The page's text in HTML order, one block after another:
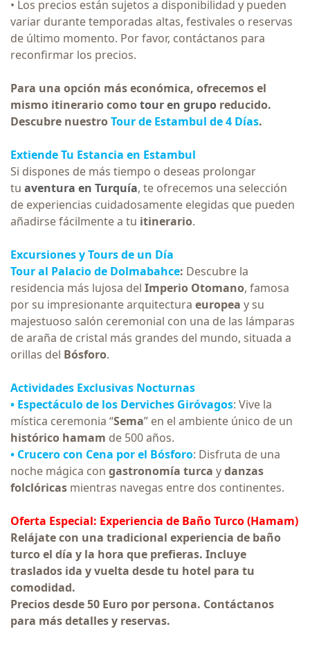
• Los precios están sujetos a disponibilidad y pueden
variar durante temporadas altas, festivales o reservas
de último momento. Por favor, contáctanos para
reconfirmar los precios.
Para una opción más económica, ofrecemos el
mismo itinerario comotour en grupo reducido.
Descubre nuestroTour de Estambul de 4 Días.
Extiende Tu Estancia en Estambul
Si dispones de más tiempo o deseas prolongar
tu aventura en Turquía, te ofrecemos una selección
de experiencias cuidadosamente elegidas que pueden
añadirse fácilmente a tu itinerario.
Excursiones y Tours de un Día
Tour al Palacio de Dolmabahce: Descubre la
residencia más lujosa del Imperio Otomano, famosa
por su impresionante arquitectura europea y su
majestuoso salón ceremonial con una de las lámparas
de araña de cristal más grandes del mundo, situada a
orillas del Bósforo.
Actividades Exclusivas Nocturnas
• Espectáculo de los Derviches Giróvagos: Vive la
mística ceremonia “Sema” en el ambiente único de un
histórico hamam de 500 años.
• Crucero con Cena por el Bósforo: Disfruta de una
noche mágica con gastronomía turca ydanzas
folclóricas mientras navegas entre dos continentes.
Oferta Especial: Experiencia de Baño Turco (Hamam)
Relájate con una tradicional experiencia de baño
turco el día y la hora que prefieras. Incluye
traslados ida y vuelta desde tu hotel para tu
comodidad.
Precios desde 50 Euro por persona. Contáctanos
para más detalles y reservas.